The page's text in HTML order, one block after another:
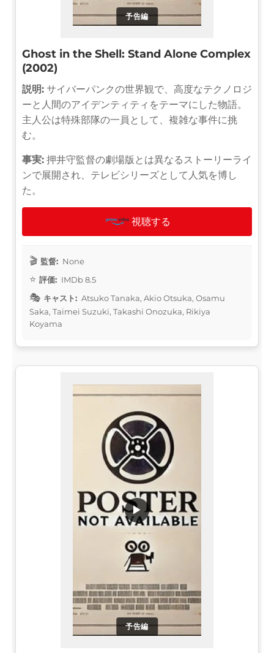
予告編
Ghost in the Shell: Stand Alone Complex
(2002)
説明: サイバーパンクの世界観で、高度なテクノロジ
ーと人間のアイデンティティをテーマにした物語。
主人公は特殊部隊の一員として、複雑な事件に挑
む。
事実: 押井守監督の劇場版とは異なるストーリーライ
ンで展開され、テレビシリーズとして人気を博し
た。
視聴する
監督: None
評価: IMDb 8.5
キャスト: Atsuko Tanaka, Akio Otsuka, Osamu
Saka, Taimei Suzuki, Takashi Onozuka, Rikiya
Koyama
予告編
▶